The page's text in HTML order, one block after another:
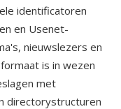
identificatoren
en Usenet-
nieuwslezers en
is in wezen
met
directorystructuren